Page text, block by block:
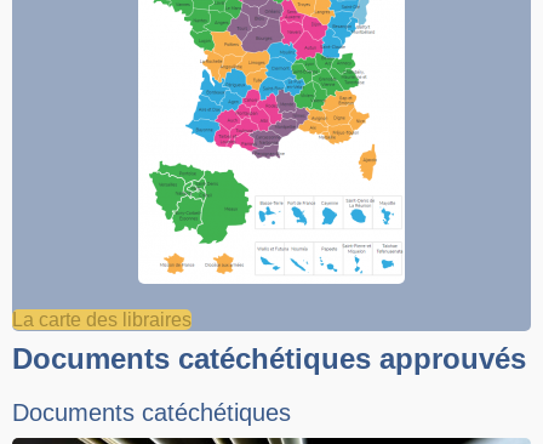
La carte des libraires
Documents catéchétiques approuvés
Documents catéchétiques